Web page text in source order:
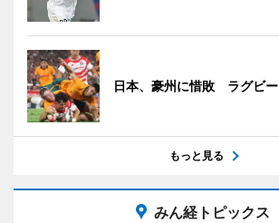
日本、豪州に惜敗 ラグビー
もっと見る
みん経トピックス